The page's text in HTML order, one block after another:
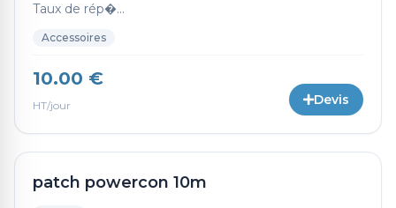
Taux de rép�...
Accessoires
10.00 €
HT/jour Devis
patch powercon 10m